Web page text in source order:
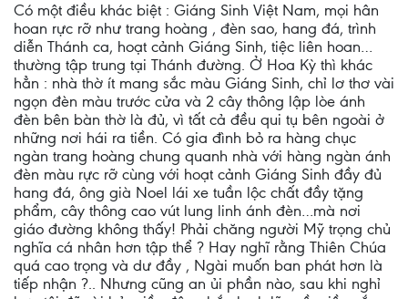
Có một điều khác biệt : Giáng Sinh Việt Nam, mọi hân
hoan rực rỡ như trang hoàng , đèn sao, hang đá, trình
diễn Thánh ca, hoạt cảnh Giáng Sinh, tiệc liên hoan…
thường tập trung tại Thánh đường. Ở Hoa Kỳ thì khác
hẳn : nhà thờ ít mang sắc màu Giáng Sinh, chỉ lơ thơ vài
ngọn đèn màu trước cửa và 2 cây thông lập lòe ánh
đèn bên bàn thờ là đủ, vì tất cả đều qui tụ bên ngoài ở
những nơi hái ra tiền. Có gia đình bỏ ra hàng chục
ngàn trang hoàng chung quanh nhà với hàng ngàn ánh
đèn màu rực rỡ cùng với hoạt cảnh Giáng Sinh đầy đủ
hang đá, ông già Noel lái xe tuần lộc chất đầy tặng
phẩm, cây thông cao vút lung linh ánh đèn…mà nơi
giáo đường không thấy! Phải chăng người Mỹ trọng chủ
nghĩa cá nhân hơn tập thể ? Hay nghĩ rằng Thiên Chúa
quá cao trọng và dư đầy , Ngài muốn ban phát hơn là
tiếp nhận ?.. Nhưng cũng an ủi phần nào, sau khi nghỉ